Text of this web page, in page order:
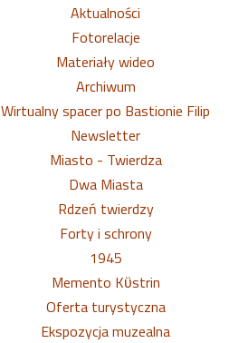
Aktualności
Fotorelacje
Materiały wideo
Archiwum
Wirtualny spacer po Bastionie Filip
Newsletter
Miasto - Twierdza
Dwa Miasta
Rdzeń twierdzy
Forty i schrony
1945
Memento Kϋstrin
Oferta turystyczna
Ekspozycja muzealna